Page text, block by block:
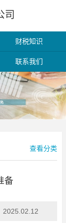
司
财税知识
联系我们
查看分类
备
2025.02.12